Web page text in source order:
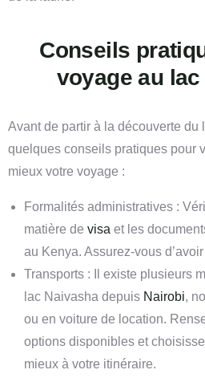
Conseils
voyage au
Avant de partir à la découverte du
quelques conseils pratiques pour
mieux votre voyage :
Formalités administratives :
matière de visa et les
au Kenya. Assurez-vous
Transports : Il existe plusieurs
lac Naivasha depuis Nairobi,
ou en voiture de location.
options disponibles et
mieux à votre itinéraire.